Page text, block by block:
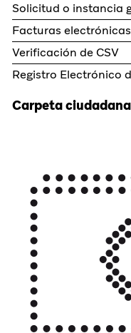
Solicitud o instancia
Facturas electrónicas
Verificación de CSV
Registro Electrónico
Carpeta ciudadana